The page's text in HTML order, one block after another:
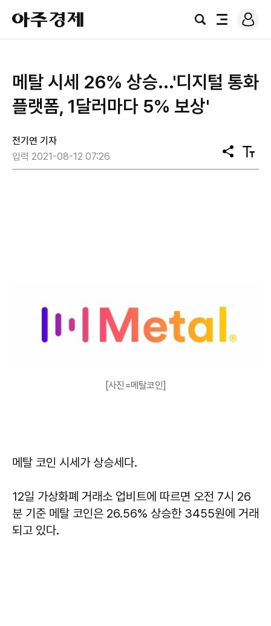
아
주
경
검
전
로
그
메탈 시세 26% 상승...'디지털 통화
플랫폼, 1달러마다 5% 보상'
전기연 기자
입력 2021-08-12 07:26
공
유
텍
스
[사진=메탈코인]
메탈 코인 시세가 상승세다.
12일 가상화폐 거래소 업비트에 따르면 오전 7시 26
분 기준 메탈 코인은 26.56% 상승한 3455원에 거래
되고 있다.